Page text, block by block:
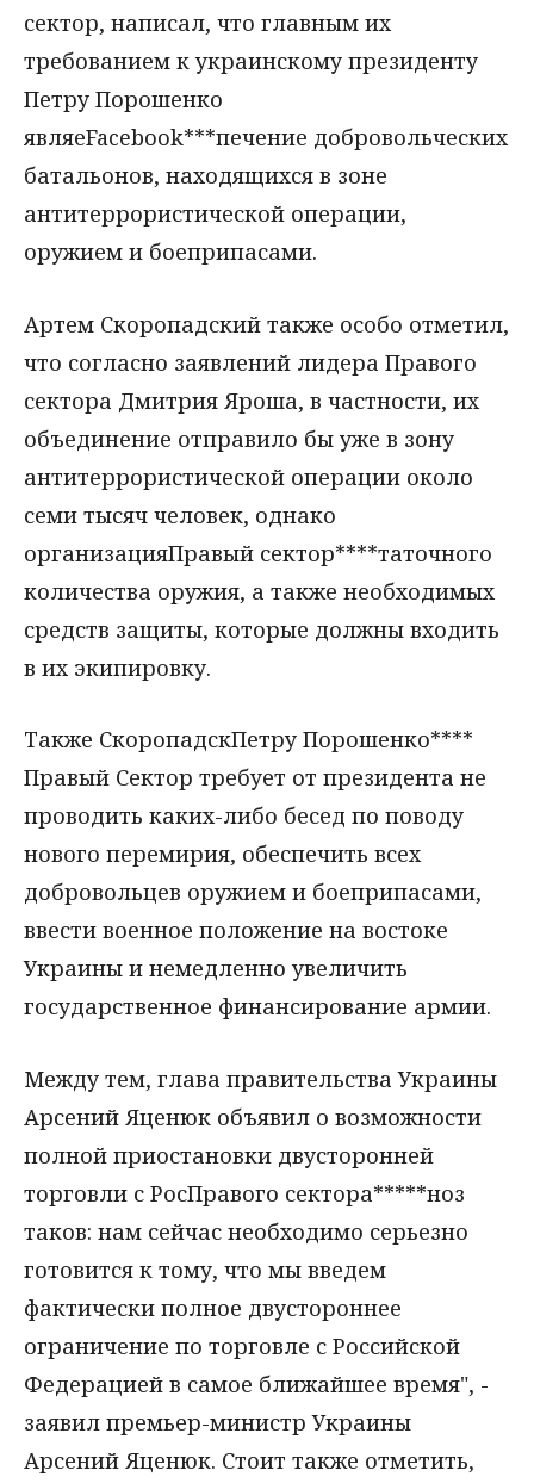
сектор, написал, что главным их
требованием к украинскому президенту
Петру Порошенко
являеFacebook***печение добровольческих
батальонов, находящихся в зоне
антитеррористической операции,
оружием и боеприпасами.
Артем Скоропадский также особо отметил,
что согласно заявлений лидера Правого
сектора Дмитрия Яроша, в частности, их
объединение отправило бы уже в зону
антитеррористической операции около
семи тысяч человек, однако
организацияПравый сектор****таточного
количества оружия, а также необходимых
средств защиты, которые должны входить
в их экипировку.
Также СкоропадскПетру Порошенко****
Правый Сектор требует от президента не
проводить каких-либо бесед по поводу
нового перемирия, обеспечить всех
добровольцев оружием и боеприпасами,
ввести военное положение на востоке
Украины и немедленно увеличить
государственное финансирование армии.
Между тем, глава правительства Украины
Арсений Яценюк объявил о возможности
полной приостановки двусторонней
торговли с РосПравого сектора*****ноз
таков: нам сейчас необходимо серьезно
готовится к тому, что мы введем
фактически полное двустороннее
ограничение по торговле с Российской
Федерацией в самое ближайшее время", -
заявил премьер-министр Украины
Арсений Яценюк. Стоит также отметить,